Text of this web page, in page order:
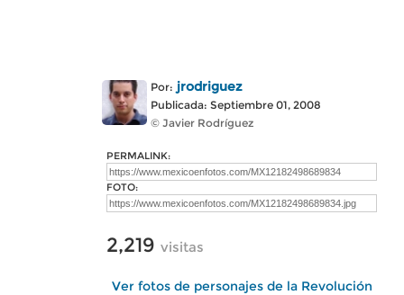
Por: jrodriguez
Publicada: Septiembre 01, 2008
© Javier Rodríguez
PERMALINK:
FOTO:
2,219 visitas
Ver fotos de personajes de la Revolución